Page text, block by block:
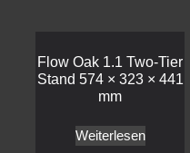
Flow Oak 1.1 Two-Tier
Stand 574 × 323 × 441
mm
Weiterlesen